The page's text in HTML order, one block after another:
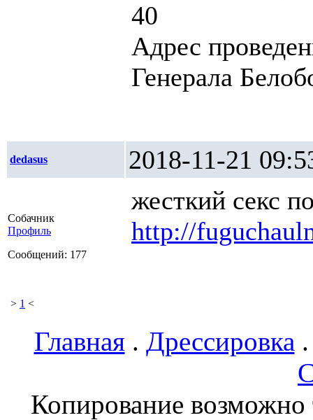
40
Адрес
Генерала
dedasus 2018-11-21
Собачник
Профиль
Сообщений: 177
жесткий секс
http://
> 1 <
Главная. Дрессировка
Копирование возможно